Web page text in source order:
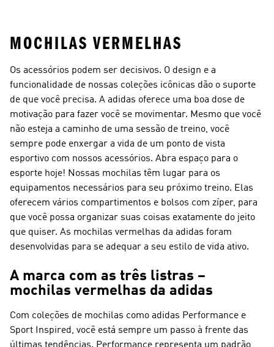
MOCHILAS VERMELHAS
Os acessórios podem ser decisivos. O design e a
funcionalidade de nossas coleções icônicas dão o suporte
de que você precisa. A adidas oferece uma boa dose de
motivação para fazer você se movimentar. Mesmo que você
não esteja a caminho de uma sessão de treino, você
sempre pode enxergar a vida de um ponto de vista
esportivo com nossos acessórios. Abra espaço para o
esporte hoje! Nossas mochilas têm lugar para os
equipamentos necessários para seu próximo treino. Elas
oferecem vários compartimentos e bolsos com zíper, para
que você possa organizar suas coisas exatamente do jeito
que quiser. As mochilas vermelhas da adidas foram
desenvolvidas para se adequar a seu estilo de vida ativo.
A marca com as três listras –
mochilas vermelhas da adidas
Com coleções de mochilas como adidas Performance e
Sport Inspired, você está sempre um passo à frente das